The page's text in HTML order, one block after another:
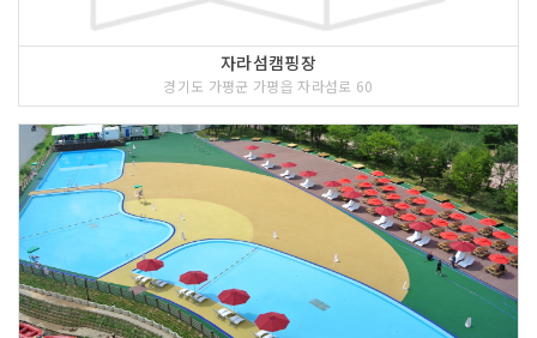
자라섬캠핑장
경기도 가평군 가평읍 자라섬로 60